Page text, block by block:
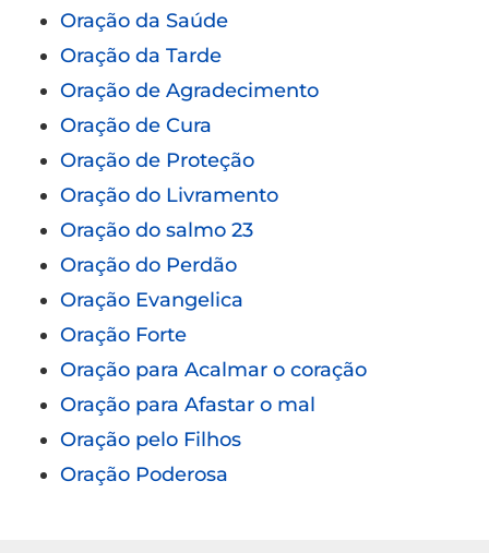
Oração da Saúde
Oração da Tarde
Oração de Agradecimento
Oração de Cura
Oração de Proteção
Oração do Livramento
Oração do salmo 23
Oração do Perdão
Oração Evangelica
Oração Forte
Oração para Acalmar o coração
Oração para Afastar o mal
Oração pelo Filhos
Oração Poderosa